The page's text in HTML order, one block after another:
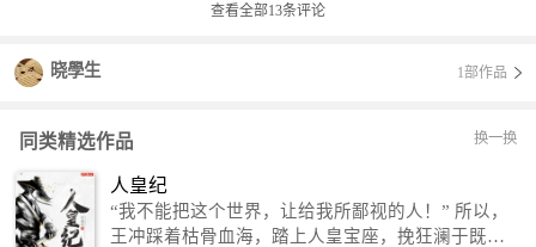
查看全部13条评论
晓學生 1部作品
同类精选作品 换一换
人皇纪
“我不能把这个世界，让给我所鄙视的人！” 所以，
王冲踩着枯骨血海，踏上人皇宝座，挽狂澜于既